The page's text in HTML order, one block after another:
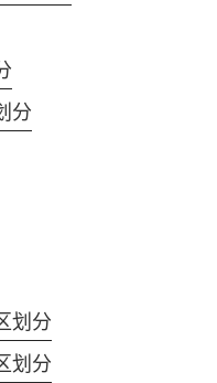
分
划分
划分